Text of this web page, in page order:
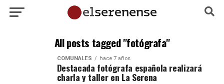
All posts tagged "fotógrafa"
COMUNALES hace 7 años
Destacada fotógrafa española realizará
charla y taller en La Serena